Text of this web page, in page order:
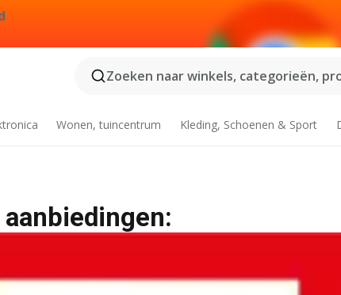
Zoeken naar winkels, categorieën,
Wonen, tuincentrum Kleding, Schoenen & Sport